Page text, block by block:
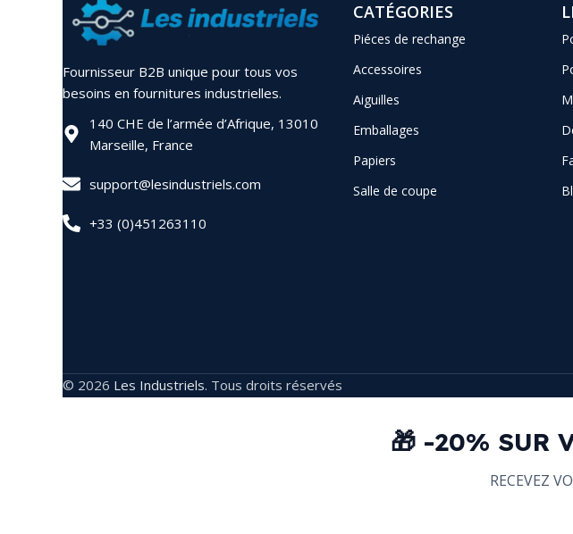
Fournisseur B2B unique pour tous vos
besoins en fournitures industrielles.
140 CHE de l’armée d’Afrique, 13010
Marseille, France
support@lesindustriels.com
+33 (0)451263110
CATÉGORIES
Piéces de rechange
Accessoires
Aiguilles
Emballages
Papiers
Salle de coupe
© 2026 Les Industriels. Tous droits réservés
🎁 -20% SUR
RECEVEZ